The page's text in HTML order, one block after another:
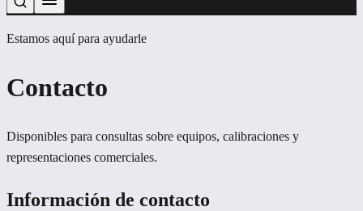
Estamos aquí para ayudarle
Contacto
Disponibles para consultas sobre equipos, calibraciones y
representaciones comerciales.
Información de contacto